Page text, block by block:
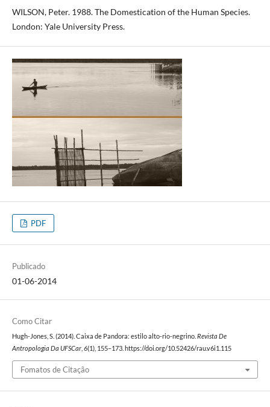
WILSON, Peter. 1988. The Domestication of the Human Species.
London: Yale University Press.
PDF
Publicado
01-06-2014
Como Citar
Hugh-Jones, S. (2014). Caixa de Pandora: estilo alto-rio-negrino. Revista De
Antropologia Da UFSCar, 6(1), 155–173. https://doi.org/10.52426/rau.v6i1.115
Fomatos de Citação